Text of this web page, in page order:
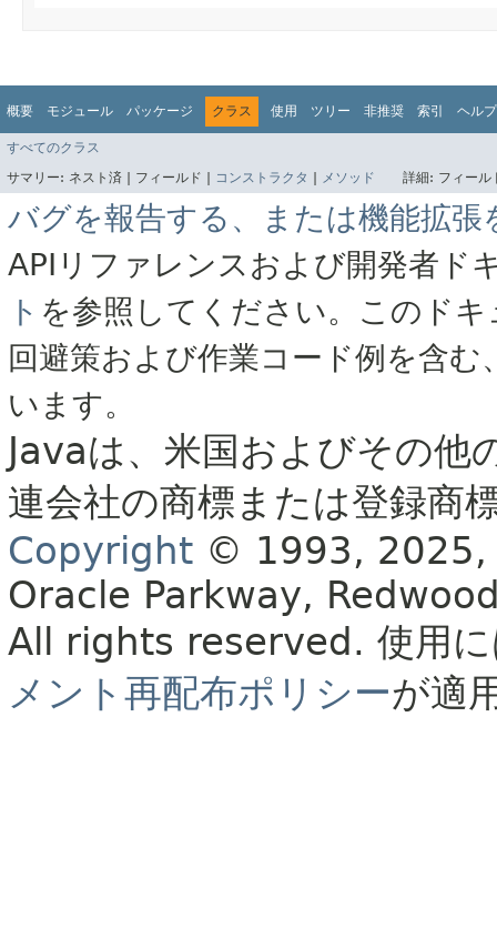
概要 モジュール パッケージ クラス 使用 ツリー 非推奨 索引 ヘルプ
すべてのクラス
サマリー: ネスト済 | フィールド | コンストラクタ メソッド 詳細: フィー
バグを報告する、または機能拡張
APIリファレンスおよび開発者ド
ト を参照してください。このド
回避策および作業コード例を含
います。
Javaは、米国およびその
連会社の商標または登録商
Copyright © 1993, 2025,
Oracle Parkway,
All rights reserved. 使用
メント再配布ポリシーが適